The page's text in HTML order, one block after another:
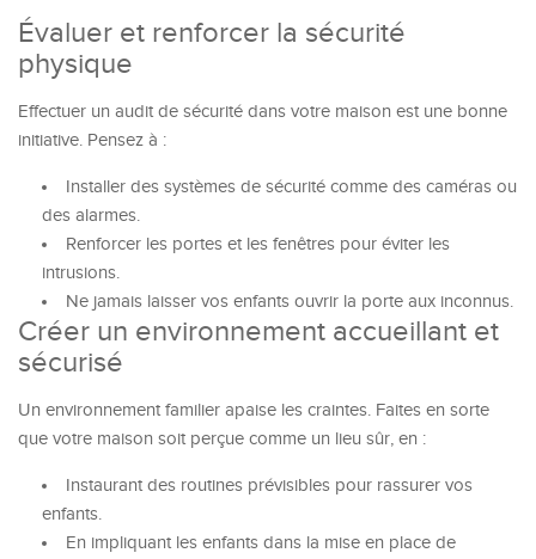
Évaluer et renforcer la sécurité
physique
Effectuer un audit de sécurité dans votre maison est une bonne
initiative. Pensez à :
Installer des systèmes de sécurité comme des caméras ou
des alarmes.
Renforcer les portes et les fenêtres pour éviter les
intrusions.
Ne jamais laisser vos enfants ouvrir la porte aux inconnus.
Créer un environnement accueillant et
sécurisé
Un environnement familier apaise les craintes. Faites en sorte
que votre maison soit perçue comme un lieu sûr, en :
Instaurant des routines prévisibles pour rassurer vos
enfants.
En impliquant les enfants dans la mise en place de